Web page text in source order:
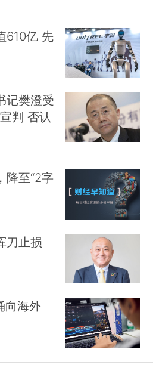
610亿 先
记樊澄受
判 否认
降至“2字
刀止损
向海外